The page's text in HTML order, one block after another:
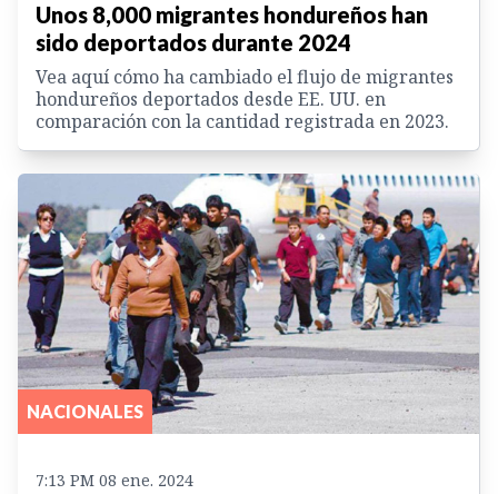
Unos 8,000 migrantes hondureños han
sido deportados durante 2024
Vea aquí cómo ha cambiado el flujo de migrantes
hondureños deportados desde EE. UU. en
comparación con la cantidad registrada en 2023.
NACIONALES
7:13 PM 08 ene. 2024